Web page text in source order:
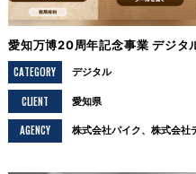
愛知万博20周年記念事業 デジタ
CATEGORY
デジタル
CLIENT 愛知県
AGENCY 株式会社パイク、株式会社